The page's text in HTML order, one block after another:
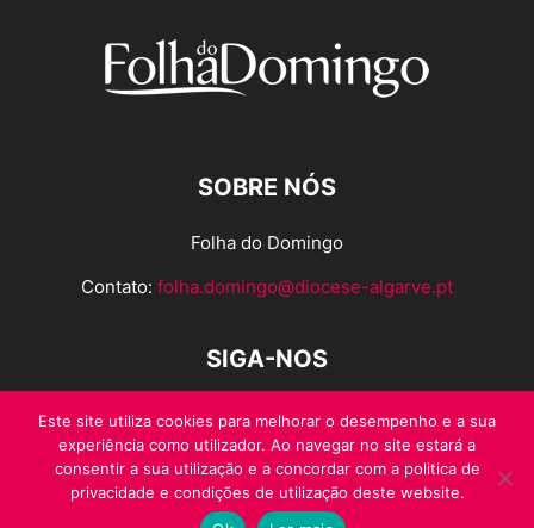
SOBRE NÓS
Folha do Domingo
Contato: folha.domingo@diocese-algarve.pt
SIGA-NOS
Este site utiliza cookies para melhorar o desempenho e a sua
experiência como utilizador. Ao navegar no site estará a
consentir a sua utilização e a concordar com a politica de
privacidade e condições de utilização deste website.